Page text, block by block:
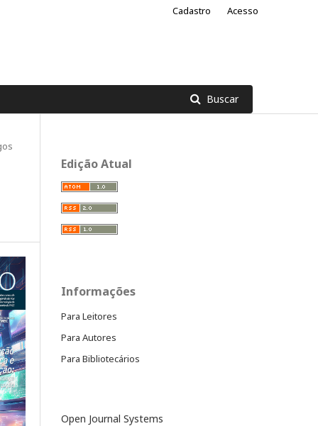
Buscar
Cadastro Acesso
Edição Atual
Informações
Para Leitores
Para Autores
Para Bibliotecários
Open Journal Systems